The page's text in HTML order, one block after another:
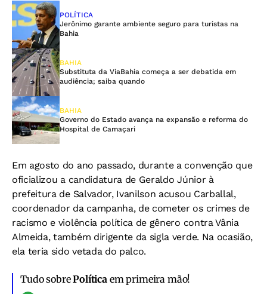
POLÍTICA
Jerônimo garante ambiente seguro para turistas na
Bahia
BAHIA
Substituta da ViaBahia começa a ser debatida em
audiência; saiba quando
BAHIA
Governo do Estado avança na expansão e reforma do
Hospital de Camaçari
Em agosto do ano passado, durante a convenção que
oficializou a candidatura de Geraldo Júnior à
prefeitura de Salvador, Ivanilson acusou Carballal,
coordenador da campanha, de cometer os crimes de
racismo e violência política de gênero contra Vânia
Almeida, também dirigente da sigla verde. Na ocasião,
ela teria sido vetada do palco.
Tudo sobrePolíticaem primeira mão!